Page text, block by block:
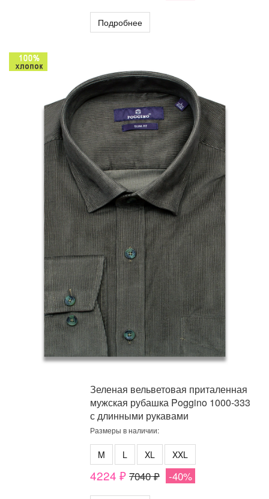
Подробнее
Зеленая вельветовая приталенная
мужская рубашка Poggino 1000-333
с длинными рукавами
Размеры в наличии:
M L XL XXL
4224 ₽ 7040 ₽ -40%